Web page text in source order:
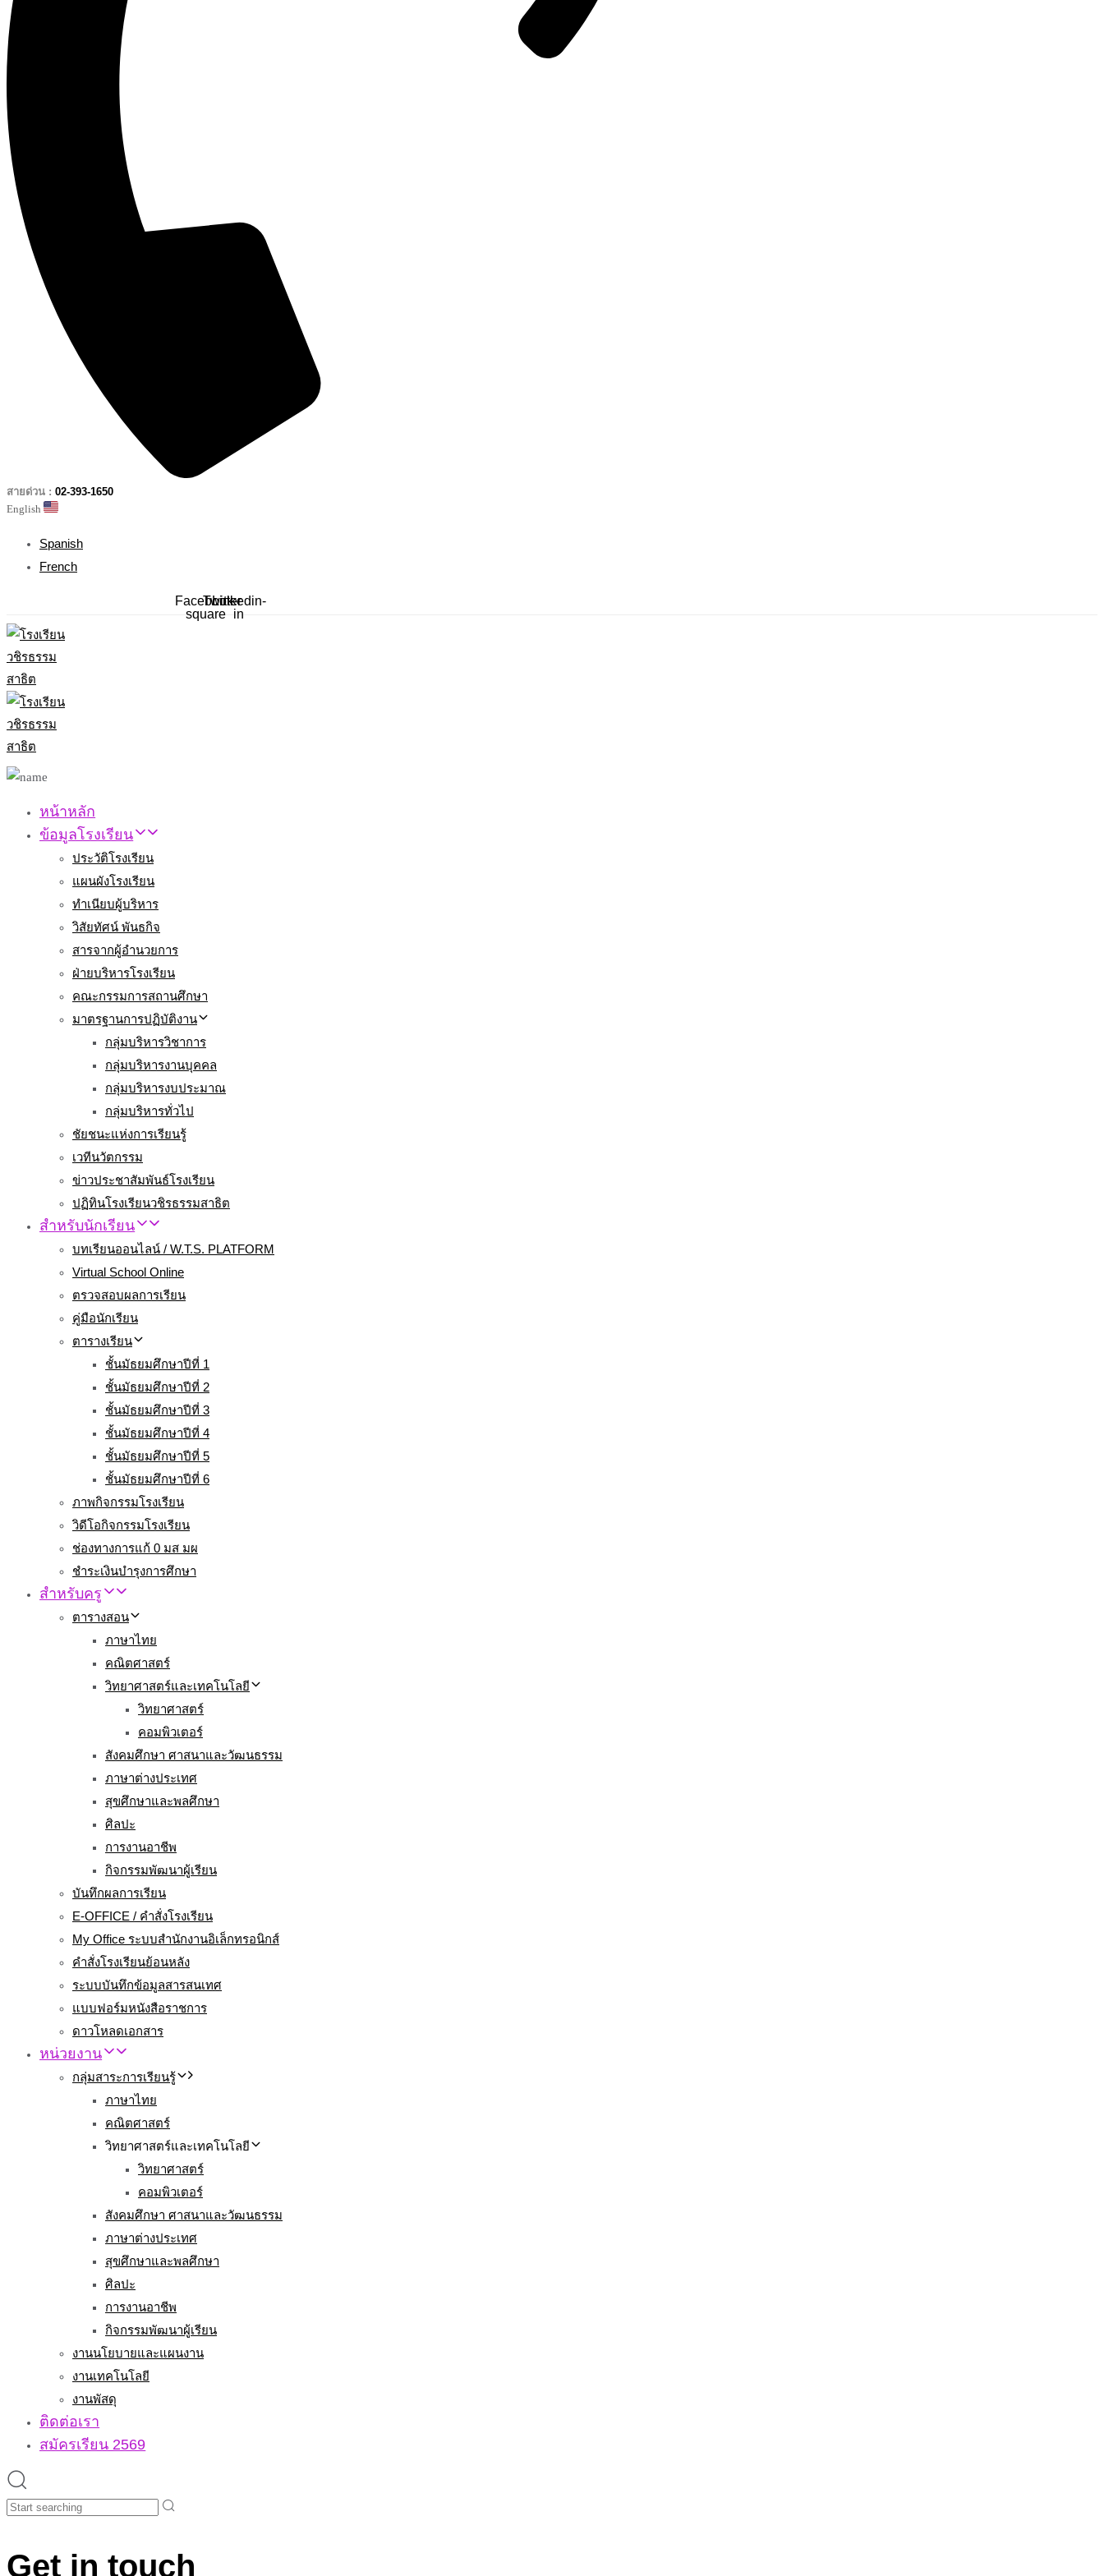
สายด่วน : 02-393-1650
English
Spanish
French
Facebook-
square
Twitter
Linkedin-
in
หน้าหลัก
ข้อมูลโรงเรียน
ประวัติโรงเรียน
แผนผังโรงเรียน
ทำเนียบผู้บริหาร
วิสัยทัศน์ พันธกิจ
สารจากผู้อำนวยการ
ฝ่ายบริหารโรงเรียน
คณะกรรมการสถานศึกษา
มาตรฐานการปฏิบัติงาน
กลุ่มบริหารวิชาการ
กลุ่มบริหารงานบุคคล
กลุ่มบริหารงบประมาณ
กลุ่มบริหารทั่วไป
ชัยชนะแห่งการเรียนรู้
เวทีนวัตกรรม
ข่าวประชาสัมพันธ์โรงเรียน
ปฏิทินโรงเรียนวชิรธรรมสาธิต
สำหรับนักเรียน
บทเรียนออนไลน์ / W.T.S. PLATFORM
Virtual School Online
ตรวจสอบผลการเรียน
คู่มือนักเรียน
ตารางเรียน
ชั้นมัธยมศึกษาปีที่ 1
ชั้นมัธยมศึกษาปีที่ 2
ชั้นมัธยมศึกษาปีที่ 3
ชั้นมัธยมศึกษาปีที่ 4
ชั้นมัธยมศึกษาปีที่ 5
ชั้นมัธยมศึกษาปีที่ 6
ภาพกิจกรรมโรงเรียน
วิดีโอกิจกรรมโรงเรียน
ช่องทางการแก้ 0 มส มผ
ชำระเงินบำรุงการศึกษา
สำหรับครู
ตารางสอน
ภาษาไทย
คณิตศาสตร์
วิทยาศาสตร์และเทคโนโลยี
วิทยาศาสตร์
คอมพิวเตอร์
สังคมศึกษา ศาสนาและวัฒนธรรม
ภาษาต่างประเทศ
สุขศึกษาและพลศึกษา
ศิลปะ
การงานอาชีพ
กิจกรรมพัฒนาผู้เรียน
บันทึกผลการเรียน
E-OFFICE / คำสั่งโรงเรียน
My Office ระบบสำนักงานอิเล็กทรอนิกส์
คำสั่งโรงเรียนย้อนหลัง
ระบบบันทึกข้อมูลสารสนเทศ
แบบฟอร์มหนังสือราชการ
ดาวโหลดเอกสาร
หน่วยงาน
กลุ่มสาระการเรียนรู้
ภาษาไทย
คณิตศาสตร์
วิทยาศาสตร์และเทคโนโลยี
วิทยาศาสตร์
คอมพิวเตอร์
สังคมศึกษา ศาสนาและวัฒนธรรม
ภาษาต่างประเทศ
สุขศึกษาและพลศึกษา
ศิลปะ
การงานอาชีพ
กิจกรรมพัฒนาผู้เรียน
งานนโยบายและแผนงาน
งานเทคโนโลยี
งานพัสดุ
ติดต่อเรา
สมัครเรียน 2569
Search
Get in touch